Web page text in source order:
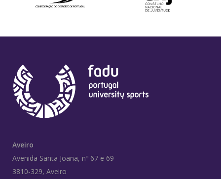
Aveiro
Avenida Santa Joana, nº 67 e 69
3810-329, Aveiro